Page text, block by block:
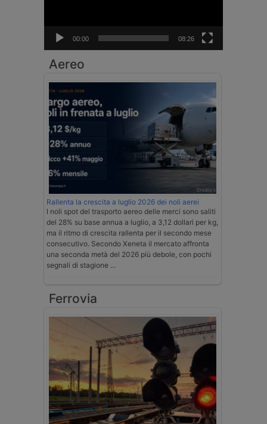
00:00 08:26
Aereo
Rallenta la crescita a luglio 2026 dei noli aerei
I noli spot del trasporto aereo delle merci sono saliti
del 28% su base annua a luglio, a 3,12 dollari per kg,
ma il ritmo di crescita rallenta per il secondo mese
consecutivo. Secondo Xeneta il mercato affronta
una seconda metà del 2026 più debole, con pochi
segnali di stagione …
Ferrovia